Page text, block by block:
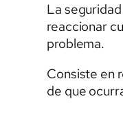
La
reaccionar
problema.
Consiste en
de que